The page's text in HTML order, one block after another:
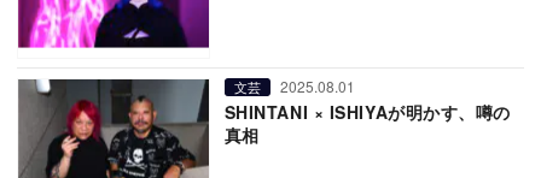
文芸 2025.08.01
SHINTANI × ISHIYAが明かす、噂の
真相